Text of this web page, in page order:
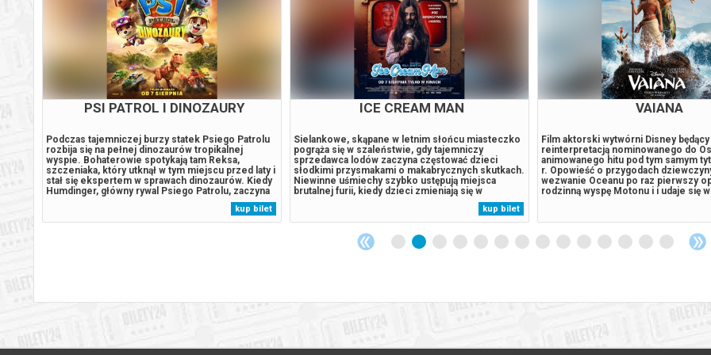
PSI PATROL I DINOZAURY
Podczas tajemniczej burzy statek Psiego Patrolu
rozbija się na pełnej dinozaurów tropikalnej
wyspie. Bohaterowie spotykają tam Reksa,
szczeniaka, który utknął w tym miejscu przed laty i
stał się ekspertem w sprawach dinozaurów. Kiedy
Humdinger, główny rywal Psiego Patrolu, zaczyna
lekkomyślnie eksploatować zasoby naturalne
wyspy, doprowadza do wybuchu ogromnego,
uśpionego od lat wulkanu. Psi Patrol...
kup bilet
ANDRÉ RIEU. NIECH ŻYJE
Nowy show pt. „Niech żyje Maastricht!” to radosny
hołd dla rodzinnego miasta Maestra, w którym
wszystko się zaczęło. 20 lat temu André Rieu i
jego Orkiestra Johanna Straussa po raz pierwszy
wystąpili na Vrijthof. Średniowieczny plac zamienił
się wtedy w lśniącą salę balową na świeżym
powietrzu. Publiczność wysłuchała pierwszego
tego typu koncertu, a wszystko pod letnim
niebem, usianym migoczącymi gwiazdami....
kup bilet
PSI PATROL I
Podczas tajemniczej burzy statek
rozbija się na pełnej dinozaurów
wyspie. Bohaterowie spotykają tam
szczeniaka, który utknął w tym
stał się ekspertem w sprawach
Humdinger, główny rywal Psiego
uśpionego od lat wulkanu. Psi